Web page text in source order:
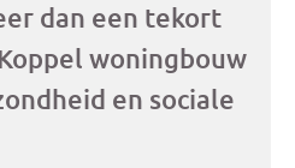
dan een tekort
woningbouw
en sociale